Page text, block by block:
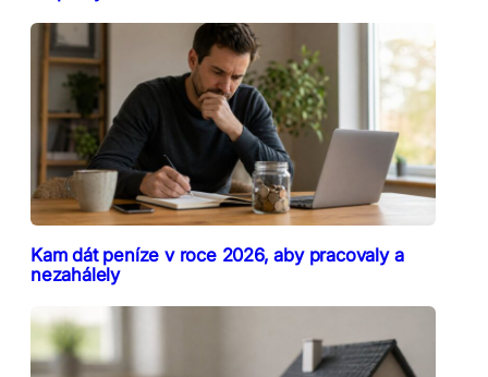
Kam dát peníze v roce 2026, aby pracovaly a
nezahálely